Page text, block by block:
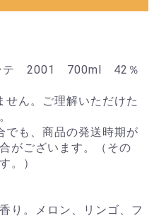
テ 2001 700ml 42％
ん。ご理解いただけた
でも、商品の発送時期が
がございます。（その
。）
り。メロン、リンゴ、フ